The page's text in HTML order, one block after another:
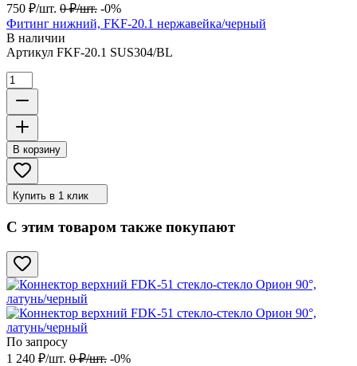
750 ₽/шт. 0 ₽/шт. -0%
Фитинг нижний, FKF-20.1 нержавейка/черный
В наличии
Артикул FKF-20.1 SUS304/BL
В корзину
Купить в 1 клик
С этим товаром также покупают
По запросу
1 240 ₽/шт. 0 ₽/шт. -0%